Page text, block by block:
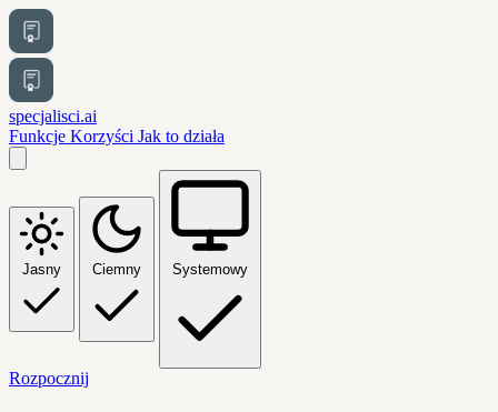
specjalisci.ai
Funkcje Korzyści Jak to działa
Jasny Ciemny Systemowy
Rozpocznij